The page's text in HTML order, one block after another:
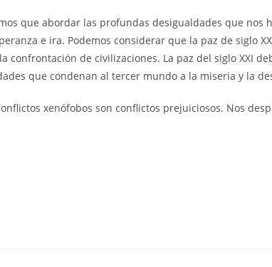
que abordar las profundas desigualdades que
e ira. Podemos considerar que la paz de siglo
confrontación de civilizaciones. La paz del siglo XXI
que condenan al tercer mundo a la miseria y la
xenófobos son conflictos prejuiciosos. Nos